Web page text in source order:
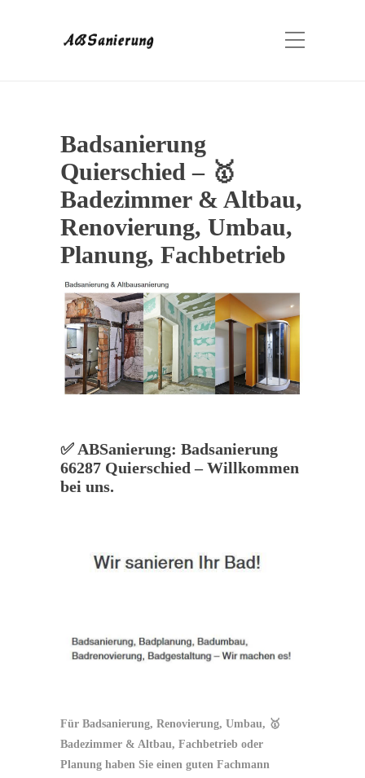
Badsanierung
Quierschied – 🥇
Badezimmer & Altbau,
Renovierung, Umbau,
Planung, Fachbetrieb
✅ ABSanierung: Badsanierung
66287 Quierschied – Willkommen
bei uns.
Für Badsanierung, Renovierung, Umbau, 🥇
Badezimmer & Altbau, Fachbetrieb oder
Planung haben Sie einen guten Fachmann